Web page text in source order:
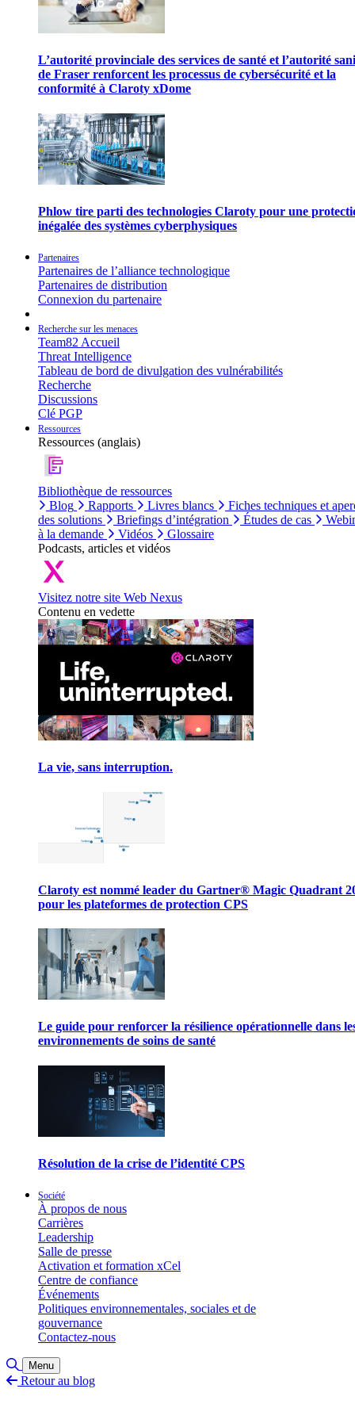
L’autorité provinciale des services de santé et l’autorité
de Fraser renforcent les processus de cybersécurité et la
conformité à Claroty xDome
Phlow tire parti des technologies Claroty pour une
inégalée des systèmes cyberphysiques
Partenaires
Partenaires de l’alliance technologique
Partenaires de distribution
Connexion du partenaire
Recherche sur les menaces
Team82 Accueil
Threat Intelligence
Tableau de bord de divulgation des vulnérabilités
Recherche
Discussions
Clé PGP
Ressources
Ressources (anglais)
Bibliothèque de ressources
Blog
Rapports Livres blancs
Fiches techniques et
des solutions
Briefings d’intégration Études de cas
à la demande
Vidéos
Glossaire
Podcasts, articles et vidéos
Visitez notre site Web Nexus
Contenu en vedette
La vie, sans interruption.
Claroty est nommé leader du Gartner® Magic Quadrant
pour les plateformes de protection CPS
Le guide pour renforcer la résilience opérationnelle dans
environnements de soins de santé
Résolution de la crise de l’identité CPS
Société
À propos de nous
Carrières
Leadership
Salle de presse
Activation et formation xCel
Centre de confiance
Événements
Politiques environnementales, sociales et de
gouvernance
Contactez-nous
Basculer la recherche
Menu
Retour au blog